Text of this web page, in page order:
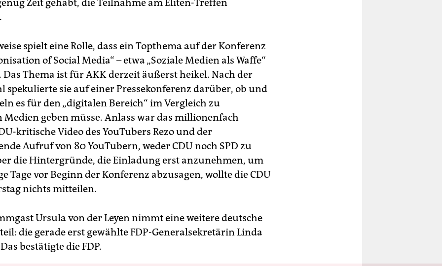
Zeit gehabt, die Teilnahme am Eliten-Treffen
spielt eine Rolle, dass ein Topthema auf der Konferenz
of Social Media“ – etwa „Soziale Medien als Waffe“
Das Thema ist für AKK derzeit äußerst heikel. Nach der
spekulierte sie auf einer Pressekonferenz darüber, ob und
es für den „digitalen Bereich“ im Vergleich zu
Medien geben müsse. Anlass war das millionenfach
kritische Video des YouTubers Rezo und der
Aufruf von 80 YouTubern, weder CDU noch SPD zu
die Hintergründe, die Einladung erst anzunehmen, um
Tage vor Beginn der Konferenz abzusagen, wollte die CDU
nichts mitteilen.
Ursula von der Leyen nimmt eine weitere deutsche
die gerade erst gewählte FDP-Generalsekretärin Linda
bestätigte die FDP.